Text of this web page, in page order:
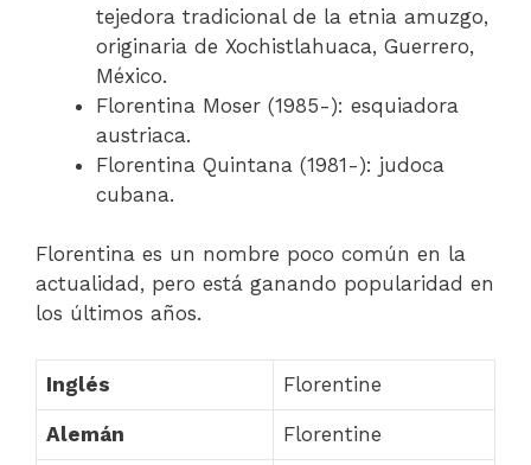
tejedora tradicional de la etnia amuzgo,
originaria de Xochistlahuaca, Guerrero,
México.
Florentina Moser (1985-): esquiadora
austriaca.
Florentina Quintana (1981-): judoca
cubana.
Florentina es un nombre poco común en la
actualidad, pero está ganando popularidad en
los últimos años.
Inglés Florentine
Alemán Florentine